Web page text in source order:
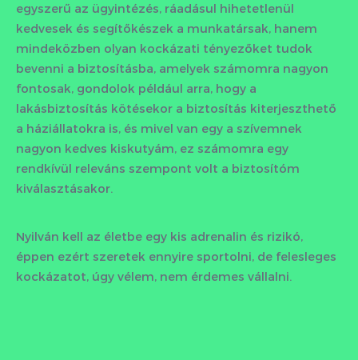
egyszerű az ügyintézés, ráadásul hihetetlenül
kedvesek és segítőkészek a munkatársak, hanem
mindeközben olyan kockázati tényezőket tudok
bevenni a biztosításba, amelyek számomra nagyon
fontosak, gondolok például arra, hogy a
lakásbiztosítás kötésekor a biztosítás kiterjeszthető
a háziállatokra is, és mivel van egy a szívemnek
nagyon kedves kiskutyám, ez számomra egy
rendkívül releváns szempont volt a biztosítóm
kiválasztásakor.
Nyilván kell az életbe egy kis adrenalin és rizikó,
éppen ezért szeretek ennyire sportolni, de felesleges
kockázatot, úgy vélem, nem érdemes vállalni.